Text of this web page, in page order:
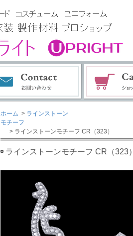
ホーム > ラインストーン
モチーフ
> ラインストーンモチーフ CR（323）
ラインストーンモチーフ CR（323）